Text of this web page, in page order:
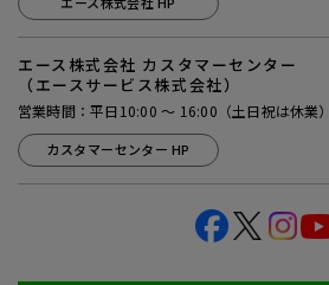
エース株式会社 カスタマーセンター
（エースサービス株式会社）
営業時間：平日10:00 ～ 16:00（土日祝は休業）
カスタマーセンター HP